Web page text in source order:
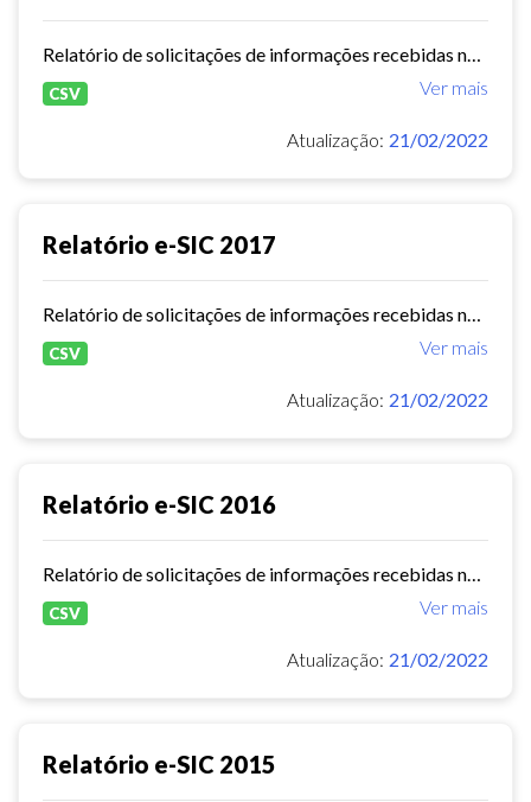
Ver mais
CSV
Atualização: 21/02/2022
Relatório e-SIC 2017
Ver mais
CSV
Atualização: 21/02/2022
Relatório e-SIC 2016
Ver mais
CSV
Atualização: 21/02/2022
Relatório e-SIC 2015